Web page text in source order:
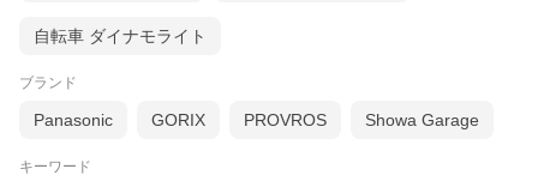
自転車 ダイナモライト
ブランド
Panasonic GORIX PROVROS Showa Garage
キーワード